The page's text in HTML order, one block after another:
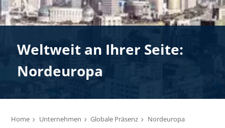
Weltweit an Ihrer Seite:
Nordeuropa
Home Unternehmen Globale Präsenz Nordeuropa